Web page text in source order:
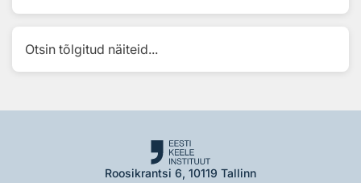
Otsin tõlgitud näiteid...
Roosikrantsi 6, 10119 Tallinn